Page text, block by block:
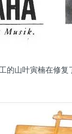
的山叶寅楠在修